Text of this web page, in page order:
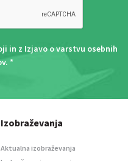
in z Izjavo o varstvu osebnih
. *
Izobraževanja
Aktualna izobraževanja